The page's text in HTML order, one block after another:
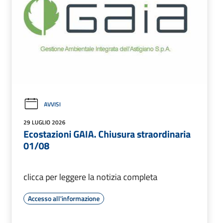
AVVISI
29 LUGLIO 2026
Ecostazioni GAIA. Chiusura straordinaria
01/08
clicca per leggere la notizia completa
Accesso all'informazione